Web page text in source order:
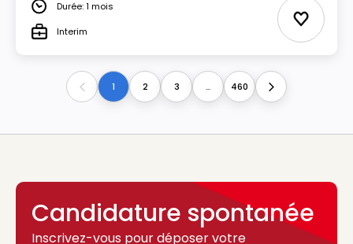
DuréeDurée: 1 mois
TypeInterim Ajouter
Previous1 2 3 ... 460 Next
Candidature spontanée
Inscrivez-vous pour déposer votre